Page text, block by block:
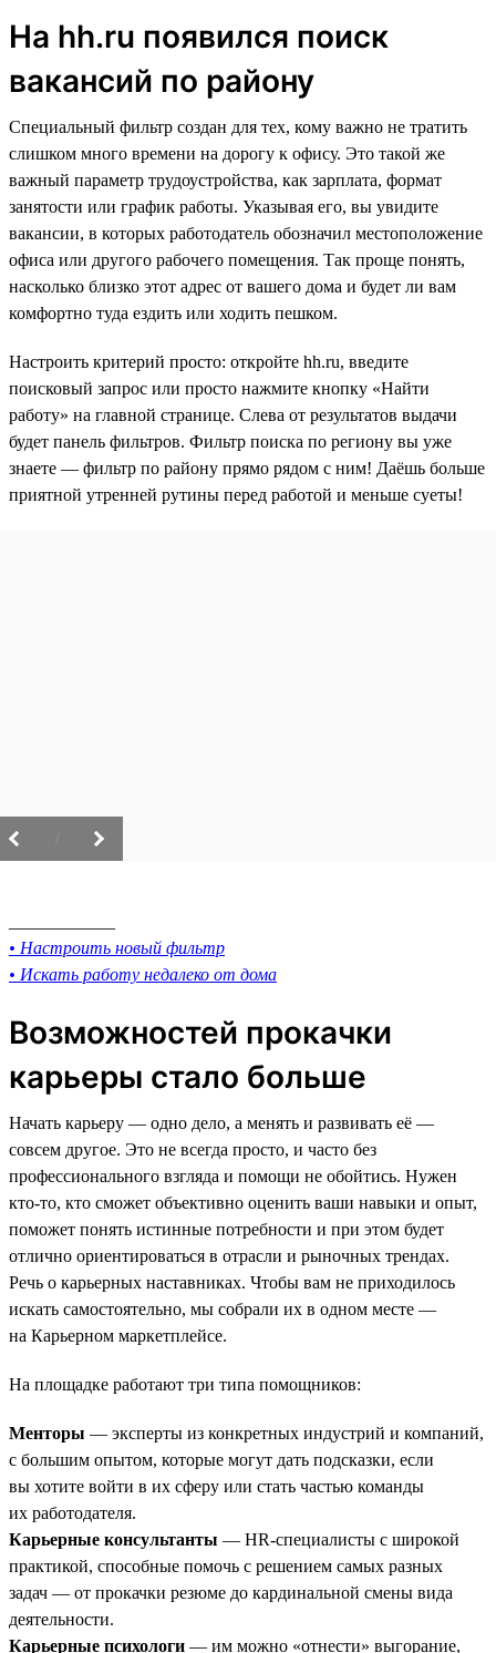
На hh.ru появился поиск
вакансий по району
Специальный фильтр создан для тех, кому важно не тратить
слишком много времени на дорогу к офису. Это такой же
важный параметр трудоустройства, как зарплата, формат
занятости или график работы. Указывая его, вы увидите
вакансии, в которых работодатель обозначил местоположение
офиса или другого рабочего помещения. Так проще понять,
насколько близко этот адрес от вашего дома и будет ли вам
комфортно туда ездить или ходить пешком.
Настроить критерий просто: откройте hh.ru, введите
поисковый запрос или просто нажмите кнопку «Найти
работу» на главной странице. Слева от результатов выдачи
будет панель фильтров. Фильтр поиска по региону вы уже
знаете — фильтр по району прямо рядом с ним! Даёшь больше
приятной утренней рутины перед работой и меньше суеты!
• Настроить новый фильтр
• Искать работу недалеко от дома
Возможностей прокачки
карьеры стало больше
Начать карьеру — одно дело, а менять и развивать её —
совсем другое. Это не всегда просто, и часто без
профессионального взгляда и помощи не обойтись. Нужен
кто-то, кто сможет объективно оценить ваши навыки и опыт,
поможет понять истинные потребности и при этом будет
отлично ориентироваться в отрасли и рыночных трендах.
Речь о карьерных наставниках. Чтобы вам не приходилось
искать самостоятельно, мы собрали их в одном месте —
на Карьерном маркетплейсе.
На площадке работают три типа помощников:
Менторы — эксперты из конкретных индустрий и компаний,
с большим опытом, которые могут дать подсказки, если
вы хотите войти в их сферу или стать частью команды
их работодателя.
Карьерные консультанты — HR-специалисты с широкой
практикой, способные помочь с решением самых разных
задач — от прокачки резюме до кардинальной смены вида
деятельности.
Карьерные психологи — им можно «отнести» выгорание,